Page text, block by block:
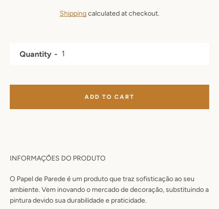
Shippingcalculated at checkout.
INFORMAÇÕES DO PRODUTO
O Papel de Parede é um produto que traz sofisticação ao seu
ambiente. Vem inovando o mercado de decoração, substituindo a
pintura devido sua durabilidade e praticidade.
Quantity
ADD TO CART